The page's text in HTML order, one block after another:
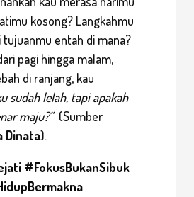
kosong? Langkahmu
entah di mana?
pagi hingga malam,
di ranjang, kau
sudah lelah, tapi apakah
maju?” (Sumber
Dinata).
#FokusBukanSibuk